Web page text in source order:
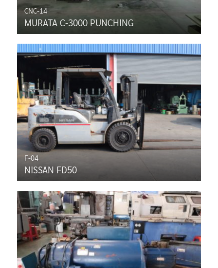
CNC-14
MURATA C-3000 PUNCHING
F-04
NISSAN FD50